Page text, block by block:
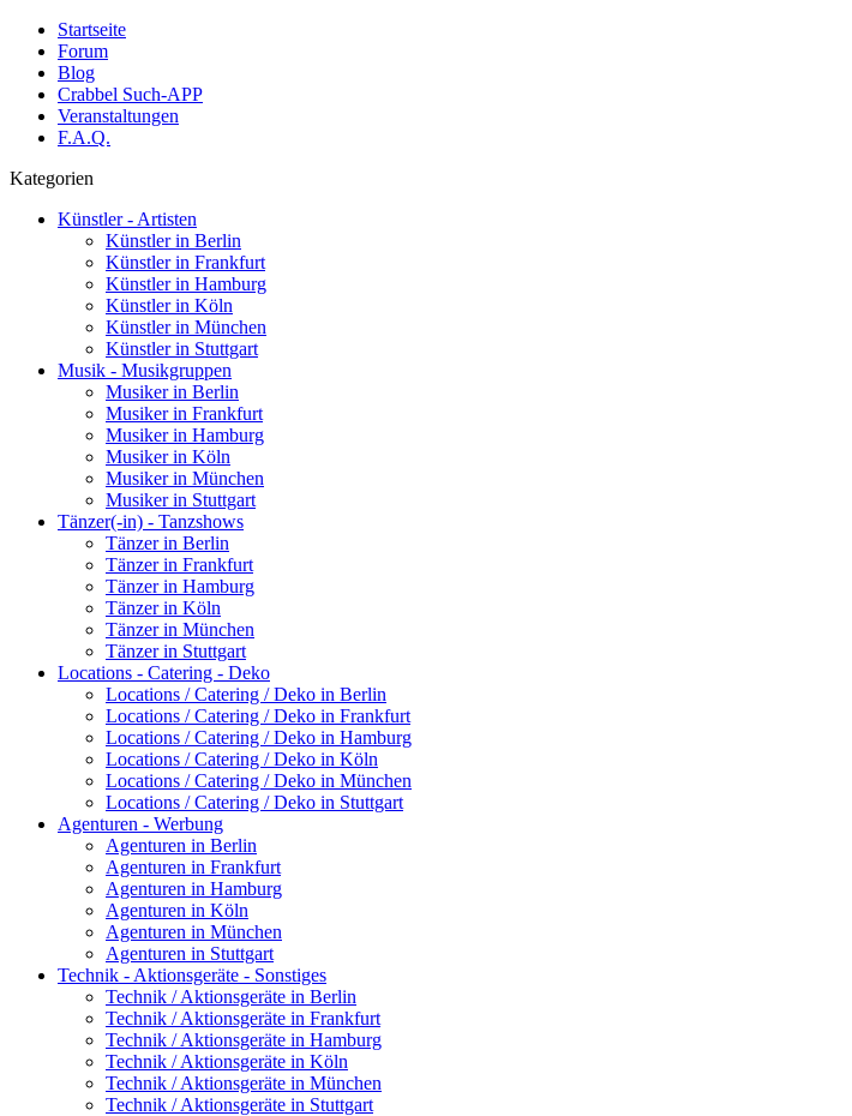
Startseite
Forum
Blog
Crabbel Such-APP
Veranstaltungen
F.A.Q.
Kategorien
Künstler - Artisten
Künstler in Berlin
Künstler in Frankfurt
Künstler in Hamburg
Künstler in Köln
Künstler in München
Künstler in Stuttgart
Musik - Musikgruppen
Musiker in Berlin
Musiker in Frankfurt
Musiker in Hamburg
Musiker in Köln
Musiker in München
Musiker in Stuttgart
Tänzer(-in) - Tanzshows
Tänzer in Berlin
Tänzer in Frankfurt
Tänzer in Hamburg
Tänzer in Köln
Tänzer in München
Tänzer in Stuttgart
Locations - Catering - Deko
Locations / Catering / Deko in Berlin
Locations / Catering / Deko in Frankfurt
Locations / Catering / Deko in Hamburg
Locations / Catering / Deko in Köln
Locations / Catering / Deko in München
Locations / Catering / Deko in Stuttgart
Agenturen - Werbung
Agenturen in Berlin
Agenturen in Frankfurt
Agenturen in Hamburg
Agenturen in Köln
Agenturen in München
Agenturen in Stuttgart
Technik - Aktionsgeräte - Sonstiges
Technik / Aktionsgeräte in Berlin
Technik / Aktionsgeräte in Frankfurt
Technik / Aktionsgeräte in Hamburg
Technik / Aktionsgeräte in Köln
Technik / Aktionsgeräte in München
Technik / Aktionsgeräte in Stuttgart